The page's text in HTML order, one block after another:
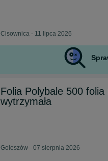
Cisownica - 11 lipca 2026
Folia Polybale 500
wytrzymała
Goleszów - 07 sierpnia 2026